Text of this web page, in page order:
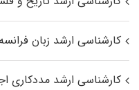
کارشناسی ارشد زبان فرانسه
کارشناسی ارشد مددکاری